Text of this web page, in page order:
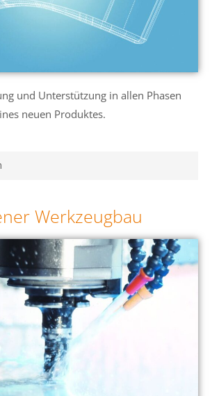
und Unterstützung in allen Phasen
neuen Produktes.
Werkzeugbau